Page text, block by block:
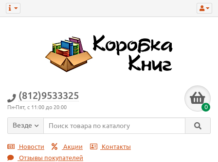
(812)9533325
Пн-Пят, с 11:00 до 20:00 0
Везде
Новости Акции
Контакты
Отзывы покупателей